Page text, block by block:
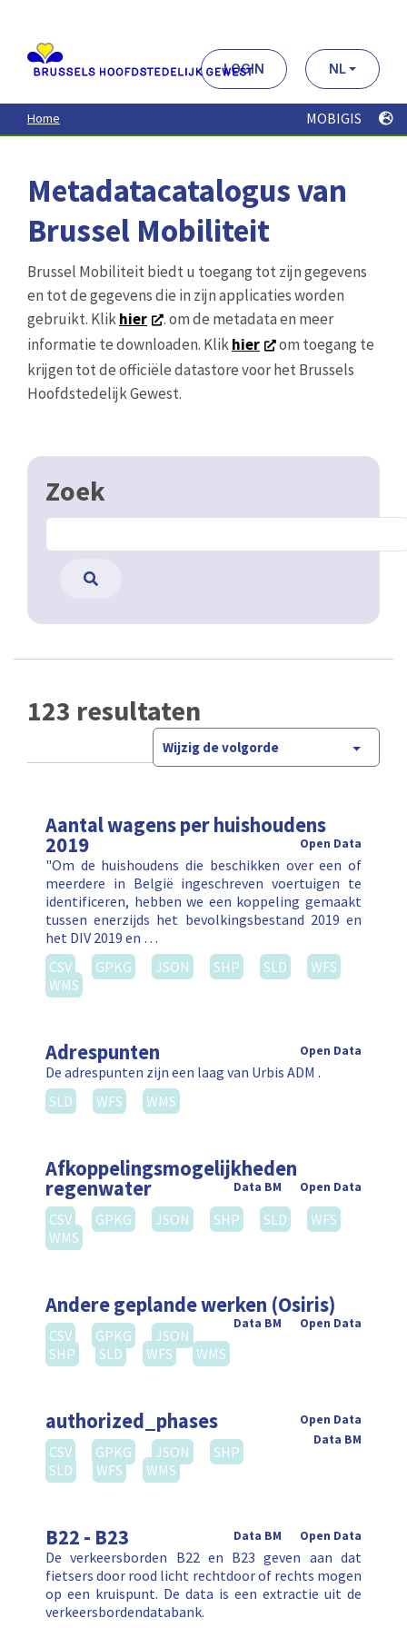
contenu
principal
LOGIN NL
Home MOBIGIS
Metadatacatalogus van
Brussel Mobiliteit
Brussel Mobiliteit biedt u toegang tot zijn gegevens
en tot de gegevens die in zijn applicaties worden
gebruikt. Klikhier
. om de metadata en meer
informatie te downloaden. Klikhier
om toegang te
krijgen tot de officiële datastore voor het Brussels
Hoofdstedelijk Gewest.
Zoek
123 resultaten
Wijzig de volgorde
Aantal wagens per huishoudens
2019 Open Data
"Om de huishoudens die beschikken over een of
meerdere in België ingeschreven voertuigen te
identificeren, hebben we een koppeling gemaakt
tussen enerzijds het bevolkingsbestand 2019 en
het DIV 2019 en …
CSV
GPKG JSON SHP SLD
WFS
WMS
Adrespunten Open Data
De adrespunten zijn een laag van Urbis ADM .
SLD
WFS WMS
Afkoppelingsmogelijkheden
regenwater Open Data
Data BM
CSV GPKG JSON SHP SLD
WFS
WMS
Andere geplande werken (Osiris)
Open Data
Data BM
CSV GPKG
JSON
SHP
SLD WFS WMS
authorized_phases
Open Data
Data BM
CSV GPKG JSON
SHP
SLD
WFS WMS
B22 - B23 Open Data
Data BM
De verkeersborden B22 en B23 geven aan dat
fietsers door rood licht rechtdoor of rechts mogen
op een kruispunt. De data is een extractie uit de
verkeersbordendatabank.